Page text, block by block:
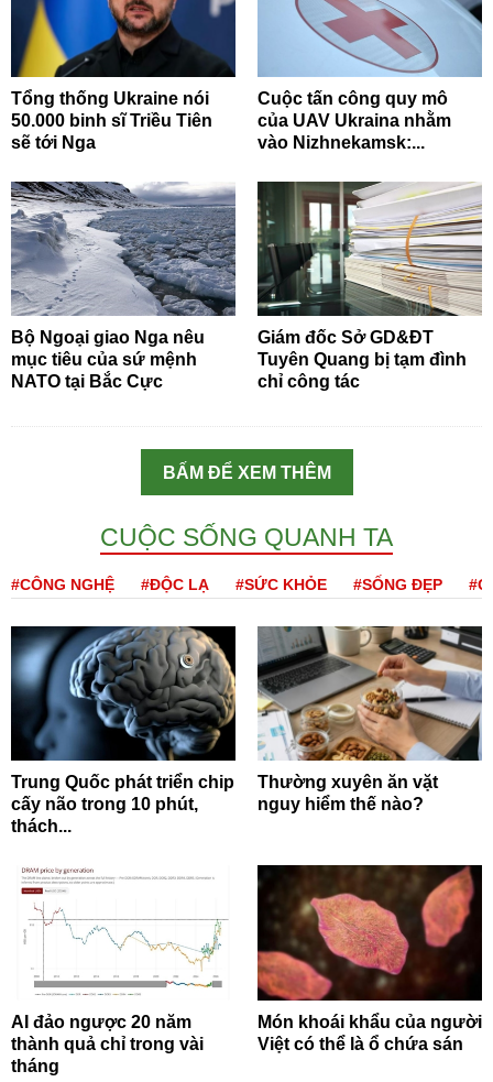
Tổng thống Ukraine nói
50.000 binh sĩ Triều Tiên
sẽ tới Nga
Cuộc tấn công quy mô
của UAV Ukraina nhằm
vào Nizhnekamsk:...
Bộ Ngoại giao Nga nêu
mục tiêu của sứ mệnh
NATO tại Bắc Cực
Giám đốc Sở GD&ĐT
Tuyên Quang bị tạm đình
chỉ công tác
BẤM ĐỂ XEM THÊM
CUỘC SỐNG QUANH TA
#CÔNG NGHỆ #ĐỘC LẠ #SỨC KHỎE #SỐNG ĐẸP
Trung Quốc phát triển chip
cấy não trong 10 phút,
thách...
Thường xuyên ăn vặt
nguy hiểm thế nào?
AI đảo ngược 20 năm
thành quả chỉ trong vài
tháng
Món khoái khẩu của người
Việt có thể là ổ chứa sán